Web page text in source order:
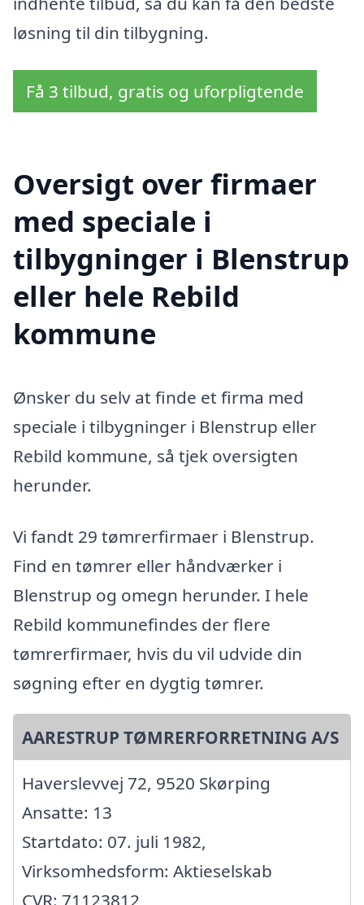
løsning til din tilbygning.
Få 3 tilbud, gratis og uforpligtende
Oversigt over firmaer
med speciale i
tilbygninger i Blenstrup
eller hele Rebild
kommune
Ønsker du selv at finde et firma med
speciale i tilbygninger i Blenstrup eller
Rebild kommune, så tjek oversigten
herunder.
Vi fandt 29 tømrerfirmaer i Blenstrup.
Find en tømrer eller håndværker i
Blenstrup og omegn herunder. I hele
Rebild kommunefindes der flere
tømrerfirmaer, hvis du vil udvide din
søgning efter en dygtig tømrer.
AARESTRUP TØMRERFORRETNING A/S
Haverslevvej 72, 9520 Skørping
Ansatte: 13
Startdato: 07. juli 1982,
Virksomhedsform: Aktieselskab